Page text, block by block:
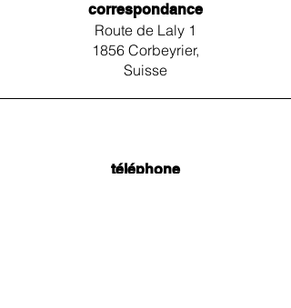
correspondance
Route de Laly 1
1856 Corbeyrier,
Suisse
téléphone